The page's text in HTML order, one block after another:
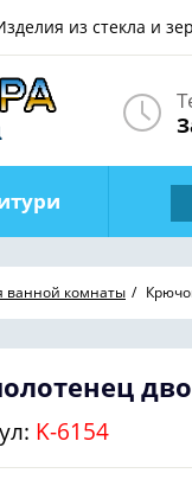
из стекла и
ванной комнаты
K-6154